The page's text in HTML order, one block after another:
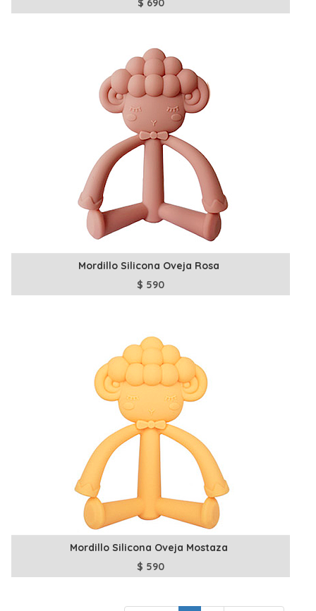
$ 690
Mordillo Silicona Oveja Rosa
$ 590
Mordillo Silicona Oveja Mostaza
$ 590